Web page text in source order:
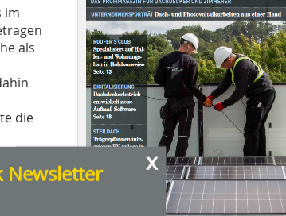
im
als
die
x
Newsletter